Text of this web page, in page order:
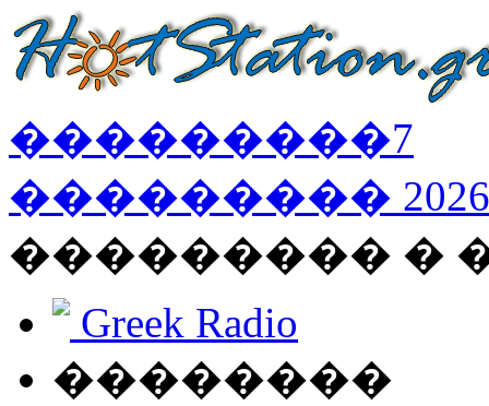
���������7
��������� 2026
��������� �
Greek Radio
��������